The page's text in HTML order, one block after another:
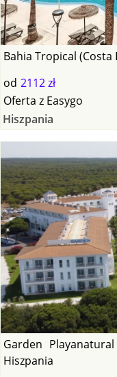
Bahia Tropical
od 2112 zł
Oferta z Easygo
Hiszpania
Garden
Hiszpania